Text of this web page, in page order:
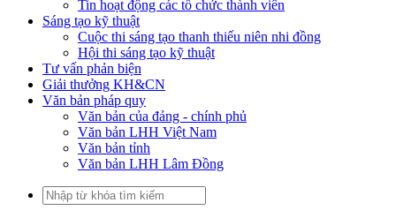
Tin hoạt động các tổ chức thành viên
Sáng tạo kỹ thuật
Cuộc thi sáng tạo thanh thiếu niên nhi đồng
Hội thi sáng tạo kỹ thuật
Tư vấn phản biện
Giải thưởng KH&CN
Văn bản pháp quy
Văn bản của đảng - chính phủ
Văn bản LHH Việt Nam
Văn bản tỉnh
Văn bản LHH Lâm Đồng